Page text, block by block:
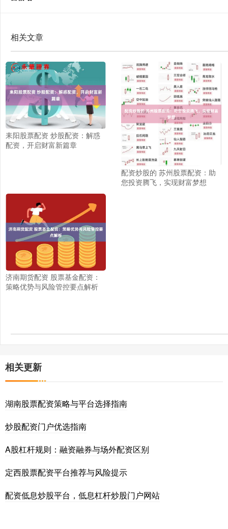
相关文章
耒阳股票配资 炒股配资：解惑
配资，开启财富新篇章
配资炒股的 苏州股票配资：助
您投资腾飞，实现财富梦想
济南期货配资 股票基金配资：
策略优势与风险管控要点解析
相关更新
湖南股票配资策略与平台选择指南
炒股配资门户优选指南
A股杠杆规则：融资融券与场外配资区别
定西股票配资平台推荐与风险提示
配资低息炒股平台，低息杠杆炒股门户网站